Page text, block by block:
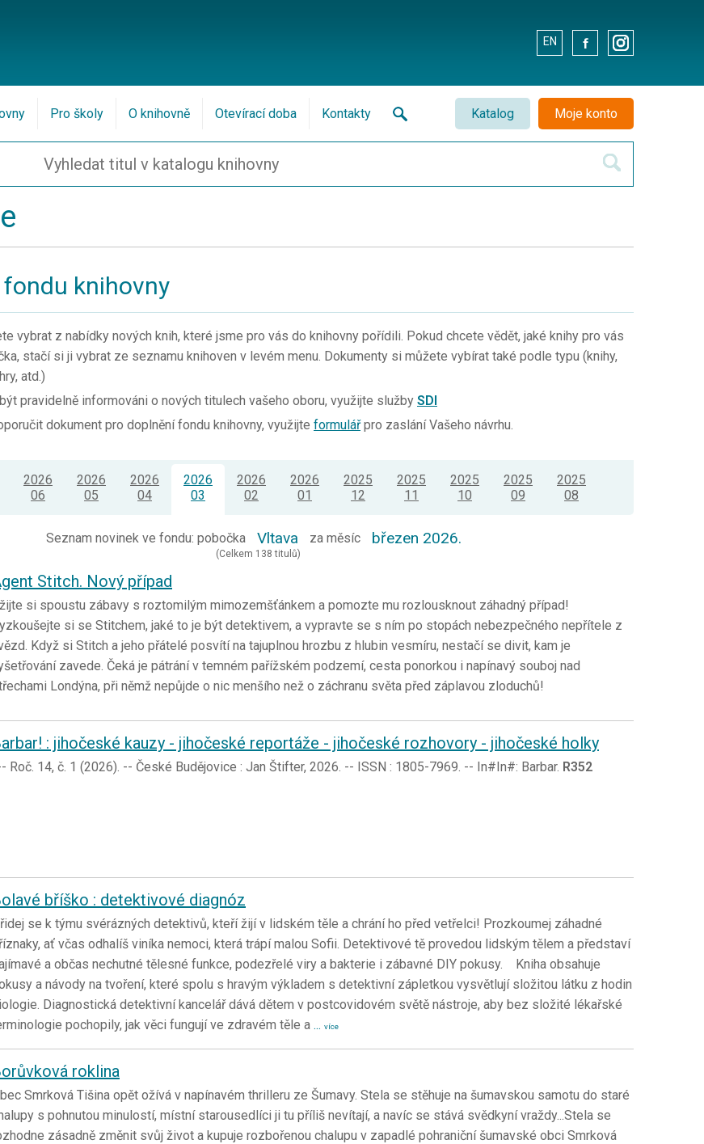
EN . .
Katalog Moje konto
Pro školy O knihovně Otevírací doba Kontakty
knihovny
vybrat z nabídky nových knih, které jsme pro vás do knihovny pořídili. Pokud chcete vědět, jaké knihy pro vás
stačí si ji vybrat ze seznamu knihoven v levém menu. Dokumenty si můžete vybírat také podle typu (knihy,
atd.)
pravidelně informováni o nových titulech vašeho oboru, využijte služby SDI
dokument pro doplnění fondu knihovny, využijte formulářpro zaslání Vašeho návrhu.
2026
06
2026
05
2026
04
2026
03
2026
02
2026
01
2025
12
2025
11
2025
10
2025
09
2025
08
Seznam novinek ve fondu: pobočka Vltava za měsíc březen 2026.
(Celkem 138 titulů)
Stitch. Nový případ
si spoustu zábavy s roztomilým mimozemšťánkem a pomozte mu rozlousknout záhadný případ!
si se Stitchem, jaké to je být detektivem, a vypravte se s ním po stopách nebezpečného nepřítele z
Když si Stitch a jeho přátelé posvítí na tajuplnou hrozbu z hlubin vesmíru, nestačí se divit, kam je
zavede. Čeká je pátrání v temném pařížském podzemí, cesta ponorkou i napínavý souboj nad
Londýna, při němž nepůjde o nic menšího než o záchranu světa před záplavou zloduchů!
: jihočeské kauzy - jihočeské reportáže - jihočeské rozhovory - jihočeské holky
Roč. 14, č. 1 (2026). -- České Budějovice : Jan Štifter, 2026. -- ISSN : 1805-7969. -- In#In#: Barbar. R352
bříško : detektivové diagnóz
se k týmu svérázných detektivů, kteří žijí v lidském těle a chrání ho před vetřelci! Prozkoumej záhadné
ať včas odhalíš viníka nemoci, která trápí malou Sofii. Detektivové tě provedou lidským tělem a představí
a občas nechutné tělesné funkce, podezřelé viry a bakterie i zábavné DIY pokusy. Kniha obsahuje
a návody na tvoření, které spolu s hravým výkladem s detektivní zápletkou vysvětlují složitou látku z hodin
Diagnostická detektivní kancelář dává dětem v postcovidovém světě nástroje, aby bez složité lékařské
pochopily, jak věci fungují ve zdravém těle a ... více
roklina
Smrková Tišina opět ožívá v napínavém thrilleru ze Šumavy. Stela se stěhuje na šumavskou samotu do staré
s pohnutou minulostí, místní starousedlíci ji tu příliš nevítají, a navíc se stává svědkyní vraždy...Stela se
zásadně změnit svůj život a kupuje rozbořenou chalupu v zapadlé pohraniční šumavské obci Smrková